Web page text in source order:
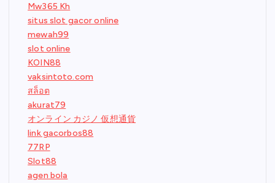
Mw365 Kh
situs slot gacor online
mewah99
slot online
KOIN88
vaksintoto.com
สล็อต
akurat79
オンライン カジノ 仮想通貨
link gacorbos88
77RP
Slot88
agen bola